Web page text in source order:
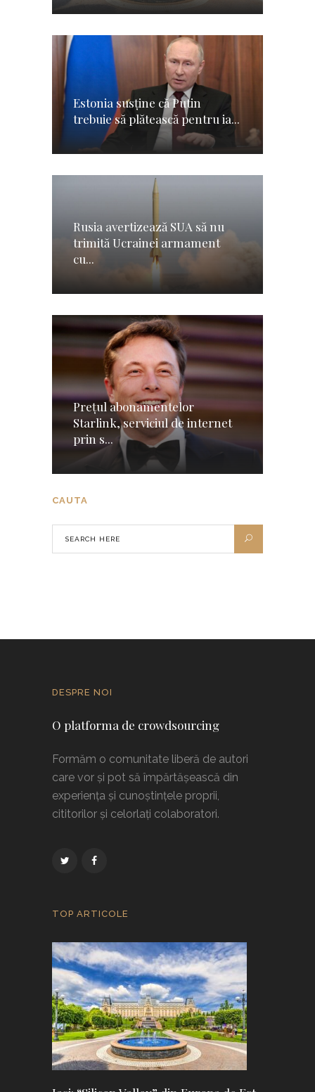
Estonia susține că Putin
trebuie să plătească pentru ia...
Rusia avertizează SUA să nu
trimită Ucrainei armament
cu...
Preţul abonamentelor
Starlink, serviciul de internet
prin s...
CAUTA
DESPRE NOI
O platforma de crowdsourcing
Formăm o comunitate liberă de autori
care vor și pot să împărtășească din
experiența și cunoștințele proprii,
cititorilor și celorlați colaboratori.
TOP ARTICOLE